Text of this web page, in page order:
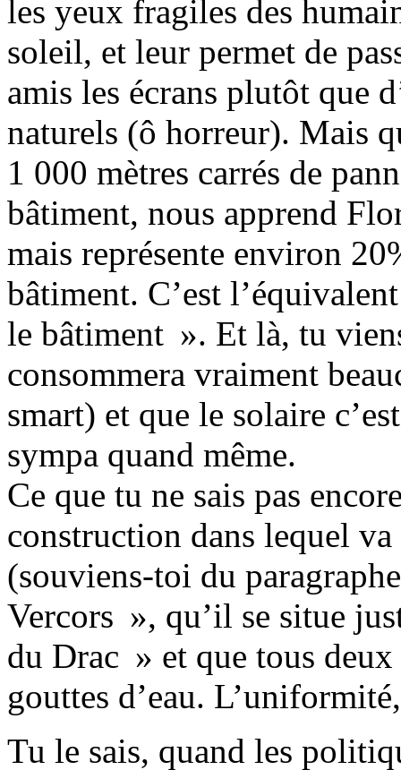
les yeux fragiles des
soleil, et leur permet de
amis les écrans plutôt que
naturels (ô horreur). Mais
1 000 mètres carrés de
bâtiment, nous apprend
mais représente environ
bâtiment. C’est
le bâtiment ». Et là, tu
consommera vraiment
smart) et que le solaire
sympa quand même.
Ce que tu ne sais pas
construction dans lequel
(souviens-toi du
Vercors », qu’il se situe
du Drac » et que tous
gouttes d’eau.
Tu le sais, quand les